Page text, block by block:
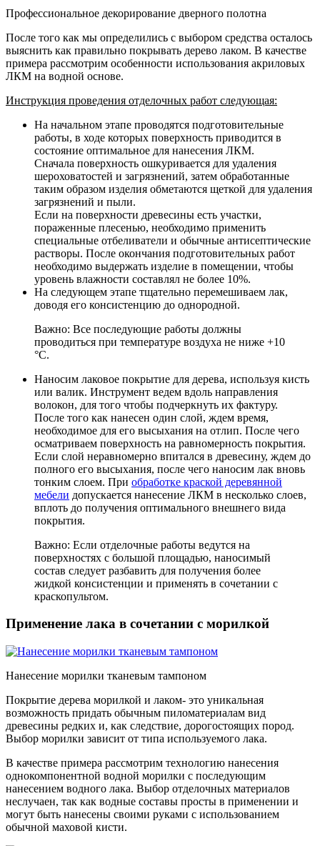
Профессиональное декорирование дверного полотна
После того как мы определились с выбором средства осталось
выяснить как правильно покрывать дерево лаком. В качестве
примера рассмотрим особенности использования акриловых
ЛКМ на водной основе.
Инструкция проведения отделочных работ следующая:
На начальном этапе проводятся подготовительные
работы, в ходе которых поверхность приводится в
состояние оптимальное для нанесения ЛКМ.
Сначала поверхность ошкуривается для удаления
шероховатостей и загрязнений, затем обработанные
таким образом изделия обметаются щеткой для удаления
загрязнений и пыли.
Если на поверхности древесины есть участки,
пораженные плесенью, необходимо применить
специальные отбеливатели и обычные антисептические
растворы. После окончания подготовительных работ
необходимо выдержать изделие в помещении, чтобы
уровень влажности составлял не более 10%.
На следующем этапе тщательно перемешиваем лак,
доводя его консистенцию до однородной.
Важно: Все последующие работы должны
проводиться при температуре воздуха не ниже +10
°С.
Наносим лаковое покрытие для дерева, используя кисть
или валик. Инструмент ведем вдоль направления
волокон, для того чтобы подчеркнуть их фактуру.
После того как нанесен один слой, ждем время,
необходимое для его высыхания на отлип. После чего
осматриваем поверхность на равномерность покрытия.
Если слой неравномерно впитался в древесину, ждем до
полного его высыхания, после чего наносим лак вновь
тонким слоем. При обработке краской деревянной
мебели допускается нанесение ЛКМ в несколько слоев,
вплоть до получения оптимального внешнего вида
покрытия.
Важно: Если отделочные работы ведутся на
поверхностях с большой площадью, наносимый
состав следует разбавить для получения более
жидкой консистенции и применять в сочетании с
краскопультом.
Применение лака в сочетании с морилкой
Нанесение морилки тканевым тампоном
Покрытие дерева морилкой и лаком- это уникальная
возможность придать обычным пиломатериалам вид
древесины редких и, как следствие, дорогостоящих пород.
Выбор морилки зависит от типа используемого лака.
В качестве примера рассмотрим технологию нанесения
однокомпонентной водной морилки с последующим
нанесением водного лака. Выбор отделочных материалов
неслучаен, так как водные составы просты в применении и
могут быть нанесены своими руками с использованием
обычной маховой кисти.